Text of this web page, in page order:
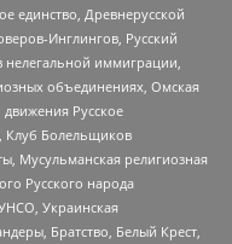
единство, Древнерусской
Инглингов, Русский
иммиграции,
объединениях, Омская
Русское
Клуб Болельщиков
Мусульманская религиозная
Русского народа
Украинская
Братство, Белый Крест,